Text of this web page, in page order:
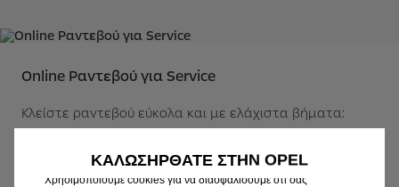
Online Ραντεβού για Service
Κλείστε ραντεβού εύκολα και με ελάχιστα βήματα:
• Κάντε άμεσα κράτηση στην ατζέντα ενός συνεργείου
της επιλογής σας
ΚΑΛΩΣΗΡΘΑΤΕ ΣΤΗΝ OPEL
Χρησιμοποιούμε cookies για να διασφαλίσουμε ότι σας